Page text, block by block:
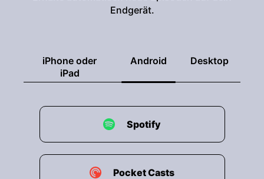
Endgerät.
iPhone oder
iPad
Android Desktop
Spotify
Pocket Casts